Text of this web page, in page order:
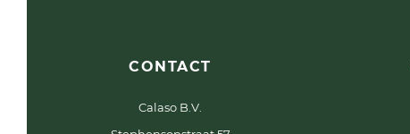
CONTACT
Calaso B.V.